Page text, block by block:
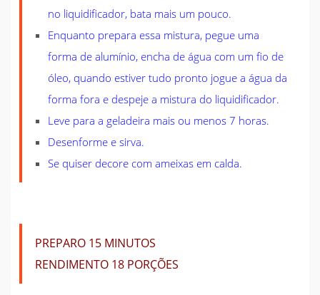
no liquidificador, bata mais um pouco.
Enquanto prepara essa mistura, pegue uma
forma de alumínio, encha de água com um fio de
óleo, quando estiver tudo pronto jogue a água da
forma fora e despeje a mistura do liquidificador.
Leve para a geladeira mais ou menos 7 horas.
Desenforme e sirva.
Se quiser decore com ameixas em calda.
PREPARO 15 MINUTOS
RENDIMENTO 18 PORÇÕES